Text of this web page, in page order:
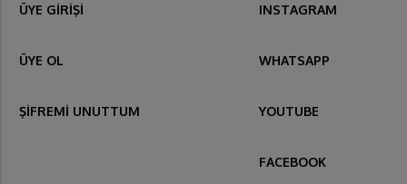
ÜYE GİRİŞİ
ÜYE OL
ŞİFREMİ UNUTTUM
INSTAGRAM
WHATSAPP
YOUTUBE
FACEBOOK